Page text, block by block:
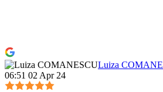
Luiza
06:51 02 Apr 24